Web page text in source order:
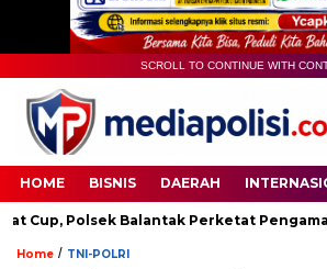
SCROLL TO CONTINUE WITH
HOME BISNIS DAERAH
Polsek Balantak Perketat Pengamanan
Home / TNI-POLRI